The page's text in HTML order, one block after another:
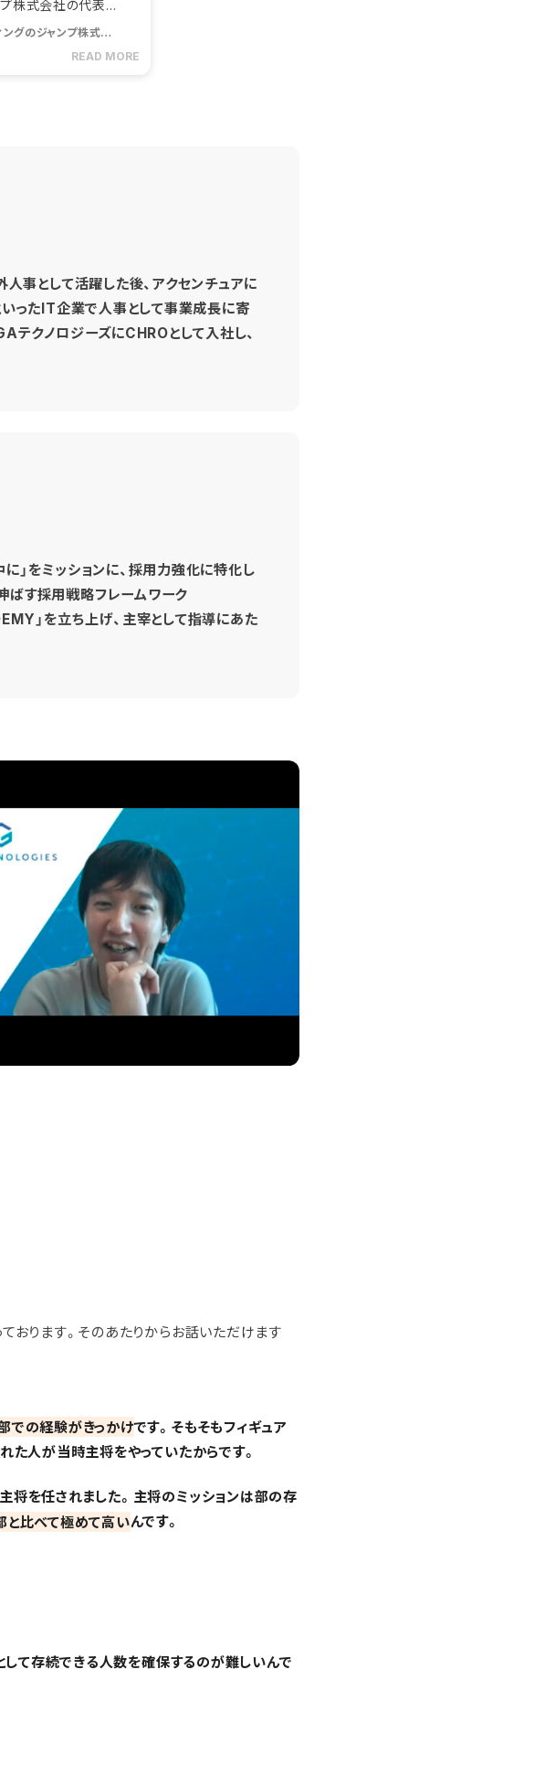
事として活躍した後、アクセンチュアに
ったIT企業で人事として事業成長に寄
クノロジーズにCHROとして入社し、
」をミッションに、採用力強化に特化し
ばす採用戦略フレームワーク
」を立ち上げ、主宰として指導にあた
おります。そのあたりからお話いただけます
での経験がきっかけです。そもそもフィギュア
た人が当時主将をやっていたからです。
将を任されました。主将のミッションは部の存
と比べて極めて高いんです。
して存続できる人数を確保するのが難しいんで